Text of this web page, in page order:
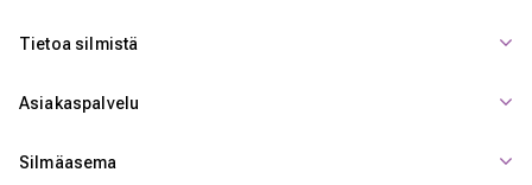
Tietoa silmistä
Asiakaspalvelu
Silmäasema